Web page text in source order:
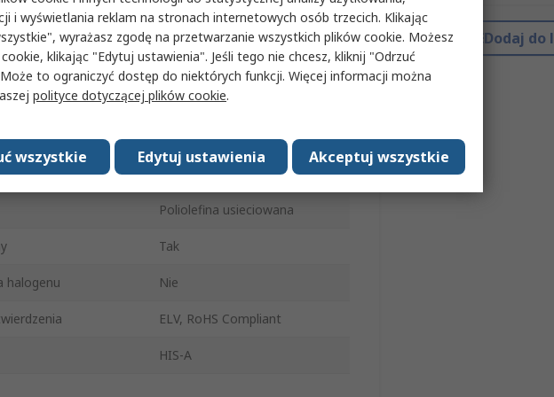
Dodaj do
Czarny
skurczeniu 4mm
kurczliwości 3:1
5m
Poliolefina usieciowana
Tak
halogenu Nie
ELV, RoHS Compliant
HIS-A
i wyświetlania reklam na stronach internetowych osób trzecich. Klikając
wyrażasz zgodę na przetwarzanie wszystkich plików cookie. Możesz
klikając "Edytuj ustawienia". Jeśli tego nie chcesz, kliknij "Odrzuć
to ograniczyć dostęp do niektórych funkcji. Więcej informacji można
polityce dotyczącej plików cookie.
Akceptuj wszystkie
Edytuj ustawienia
wszystkie